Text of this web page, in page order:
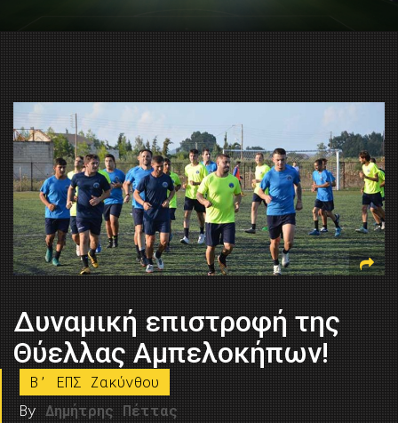
Δυναμική επιστροφή της
Θύελλας Αμπελοκήπων!
B’ ΕΠΣ Ζακύνθου
By Δημήτρης Πέττας